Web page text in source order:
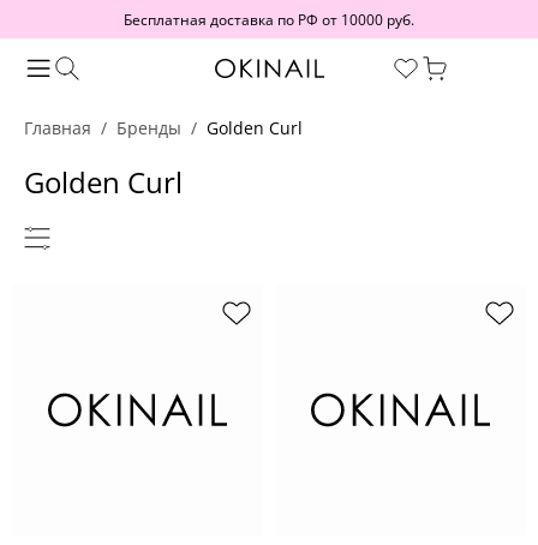
Бесплатная доставка по РФ от 10000 руб.
Главная Бренды Golden Curl
Golden Curl